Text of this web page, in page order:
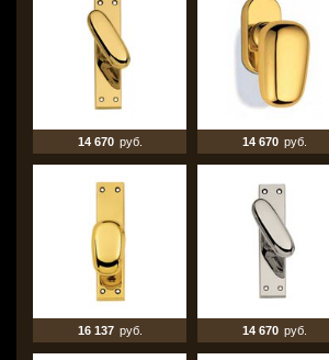
14 670 руб. 14 670 руб.
16 137 руб. 14 670 руб.